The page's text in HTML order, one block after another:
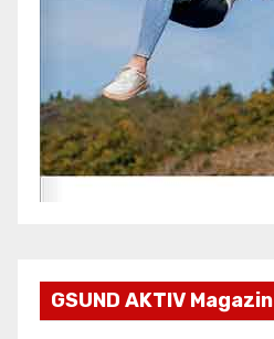
GSUND AKTIV Magazin